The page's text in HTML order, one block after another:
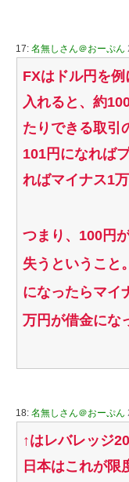
17: 名無しさん＠おーぷん
FXはドル円を
入れると、約
たりできる取引
101円になれば
ればマイナス1万
つまり、100円
失うということ
になったらマイ
万円が借金にな
18: 名無しさん＠おーぷん
↑はレバレッジ
日本はこれが限